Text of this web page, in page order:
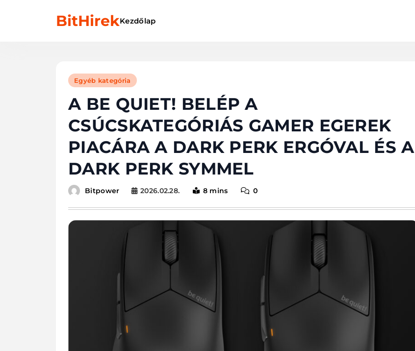
BitHirekKezdőlap
Egyéb kategória
A BE QUIET! BELÉP A
CSÚCSKATEGÓRIÁS GAMER EGEREK
PIACÁRA A DARK PERK ERGÓVAL ÉS A
DARK PERK SYMMEL
Bitpower 2026.02.28. 8 mins 0